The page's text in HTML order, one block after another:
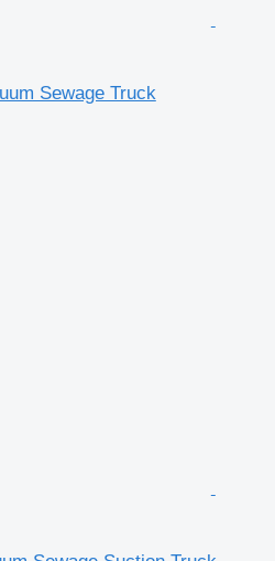
Sewage Truck